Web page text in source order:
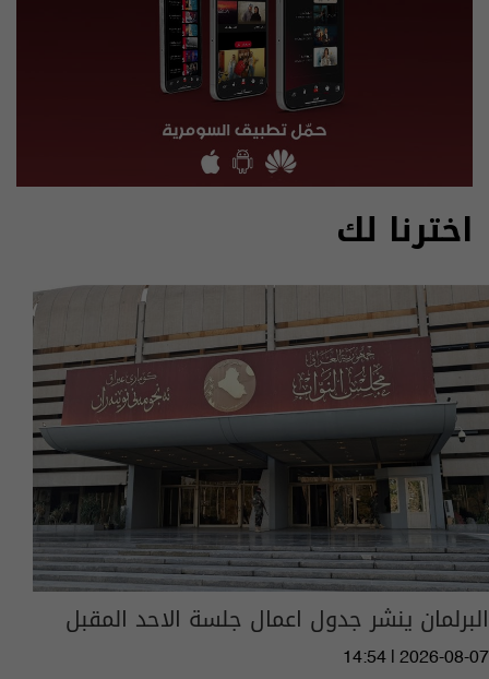
اخترنا لك
البرلمان ينشر جدول اعمال جلسة الاحد المقبل
14:54 | 2026-08-07